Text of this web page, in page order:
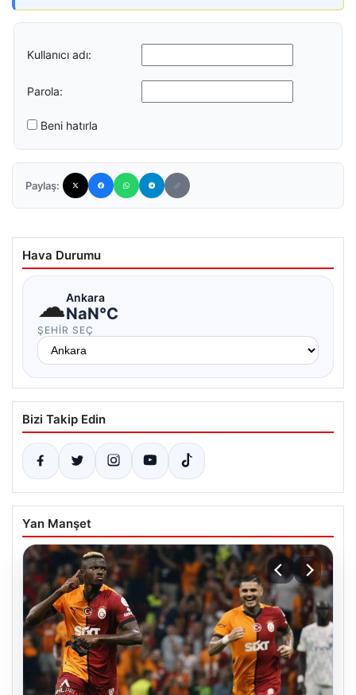
Kullanıcı adı:
Parola:
Beni hatırla
Paylaş:
Hava Durumu
☁Ankara
NaN°C
ŞEHIR SEÇ
Bizi Takip Edin
Yan Manşet